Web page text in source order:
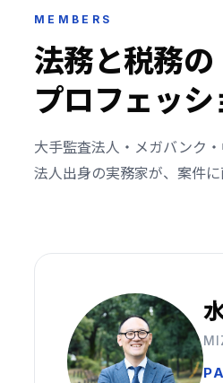
MEMBERS
法務と税務の
プロフェッシ
大手監査法人・メガバンク
法人出身の実務家が、案件に